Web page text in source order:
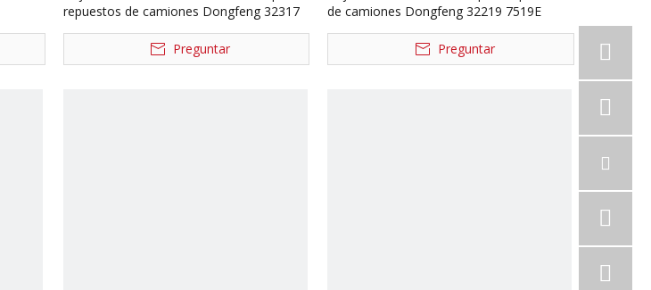
repuestos de camiones Dongfeng 32317
Preguntar
de camiones Dongfeng 32219 7519E
Preguntar